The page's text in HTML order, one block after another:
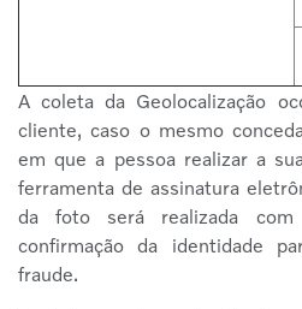
A coleta da Geolocalização
cliente, caso o mesmo
em que a pessoa realizar a
ferramenta de assinatura
da foto será realizada
confirmação da identidade
fraude.